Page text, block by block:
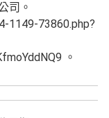
司。
1149-73860.php?
。